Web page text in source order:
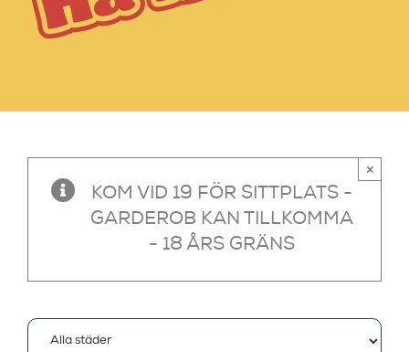
KOM VID 19 FÖR SITTPLATS -
GARDEROB KAN TILLKOMMA
- 18 ÅRS GRÄNS
×